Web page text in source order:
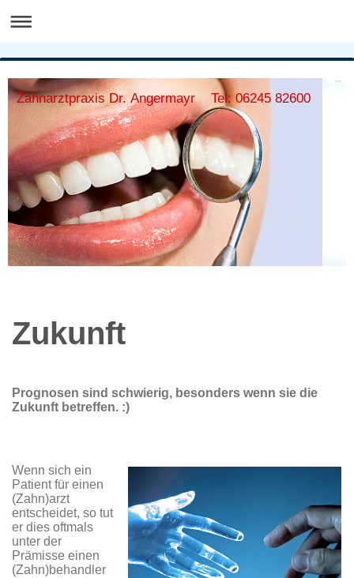
Zahnarztpraxis Dr. Angermayr Tel: 06245 82600
Zukunft
Prognosen sind schwierig, besonders wenn sie die
Zukunft betreffen. :)
Wenn sich ein
Patient für einen
(Zahn)arzt
entscheidet, so tut
er dies oftmals
unter der
Prämisse einen
(Zahn)behandler